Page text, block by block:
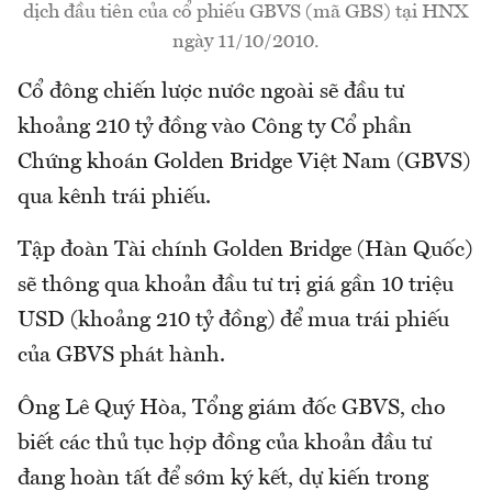
dịch đầu tiên của cổ phiếu GBVS (mã GBS) tại HNX
ngày 11/10/2010.
Cổ đông chiến lược nước ngoài sẽ đầu tư
khoảng 210 tỷ đồng vào Công ty Cổ phần
Chứng khoán Golden Bridge Việt Nam (GBVS)
qua kênh trái phiếu.
Tập đoàn Tài chính Golden Bridge (Hàn Quốc)
sẽ thông qua khoản đầu tư trị giá gần 10 triệu
USD (khoảng 210 tỷ đồng) để mua trái phiếu
của GBVS phát hành.
Ông Lê Quý Hòa, Tổng giám đốc GBVS, cho
biết các thủ tục hợp đồng của khoản đầu tư
đang hoàn tất để sớm ký kết, dự kiến trong